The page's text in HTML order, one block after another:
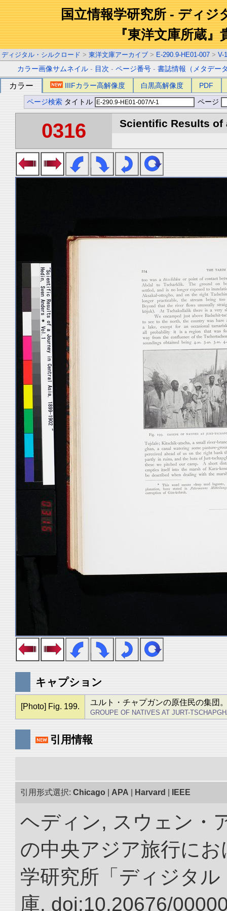
国立情報学研究所 - ディジ
『東洋文庫所蔵』
ディジタル・シルクロード > 東洋文庫アーカイブ > E-290.9-HE01-007 > V-1
カラー画像サムネイル - 目次 -ページ番号 -書誌情報（メタデー
カラー IIIFカラー高解像度 白黒高解像度 PDF
ページ検索 タイトル ページ
0316 Scientific Results of
キャプション
[Photo] Fig. 199. ユルト・チャプガンの原住民の集団
GROUPE OF NATIVES AT JURT-
引用情報
引用形式選択: Chicago APA Harvard IEEE
ヘディン, スウェン・
の中央アジア旅行にお
学研究所「ディジタ
庫. doi:10.20676/